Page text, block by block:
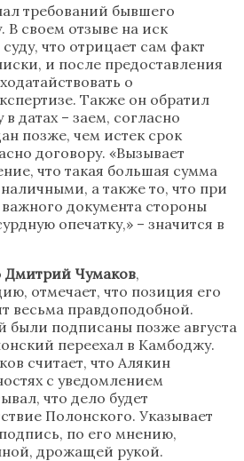
требований бывшего
В своем отзыве на иск
что отрицает сам факт
и после предоставления
о
Также он обратил
датах – заем, согласно
позже, чем истек срок
договору. «Вызывает
что такая большая сумма
а также то, что при
документа стороны
опечатку,» – значится в
Дмитрий Чумаков,
отмечает, что позиция его
весьма правдоподобной.
были подписаны позже августа
переехал в Камбоджу.
считает, что Алякин
с уведомлением
что дело будет
Полонского. Указывает
по его мнению,
дрожащей рукой.